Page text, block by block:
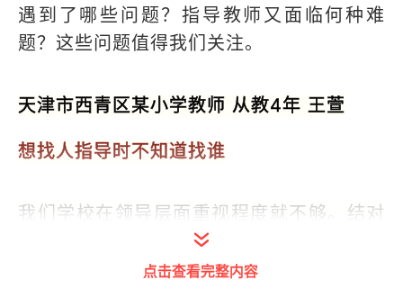
遇到了哪些问题？指导教师又面临何种难
题？这些问题值得我们关注。
天津市西青区某小学教师 从教4年 王萱
想找人指导时不知道找谁
我们学校在领导层面重视程度就不够。结对
就是两个人被叫到教务处签一个协议，发了
一个专门的师徒工作记录本，说明年终时要
点击查看完整内容